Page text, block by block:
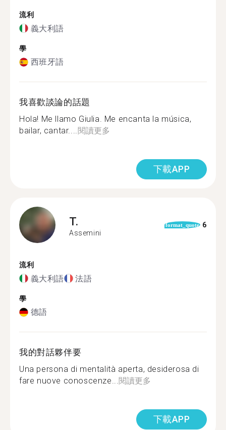
流利
義大利語
學
西班牙語
我喜歡談論的話題
Hola! Me llamo Giulia. Me encanta la música,
bailar, cantar....閱讀更多
下載APP
T.
Assemini
format_quote 6
流利
義大利語 法語
學
德語
我的對話夥伴要
Una persona di mentalità aperta, desiderosa di
fare nuove conoscenze...閱讀更多
下載APP